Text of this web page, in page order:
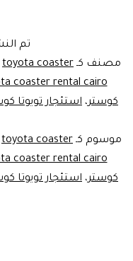
تم
مصنف كـ toyota coaster
coaster rental cairo
كوستر، استئجار تويوتا
موسوم كـ toyota coaster
coaster rental cairo
كوستر، استئجار تويوتا